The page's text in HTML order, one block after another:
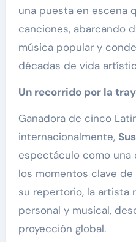
una puesta en escena
canciones, abarcando
música popular y
décadas de vida
Un recorrido por la
Ganadora de cinco
internacionalmente,
espectáculo como una
los momentos clave
su repertorio, la artista
personal y musical,
proyección global.